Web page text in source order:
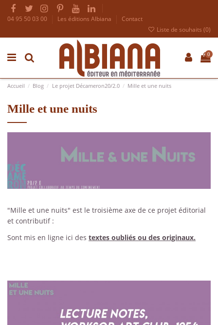
04 95 50 03 00 Les éditions Albiana
Contact
Liste de souhaits (0)
0
Accueil Blog Le projet Décameron20/2.0 Mille et une nuits
Mille et une nuits
"Mille et une nuits" est le troisième axe de ce projet éditorial
et contributif :
Sont mis en ligne ici des textes oubliés ou des originaux.